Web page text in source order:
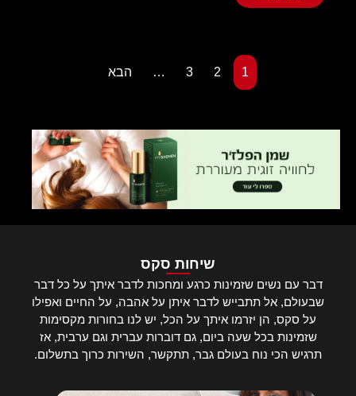
1
2
3
… הבא
שיחות סקס
דבר עם נשים שזמינות כרגע ומחכות לדבר איתך על כל דבר
שבעולם, אל תתבייש לדבר איתן על אהבה, על החיים ואפילו
על סקס, הן יזרמו איתך על הכל, יש לנו בחורות מקסימות
שזמינות בכל שעה ביום, גם דוברות עברית וגם ערבית, אז
תרגיש הכי נוח בעולם גבר, תתקשר, השירות כרוך בתשלום.